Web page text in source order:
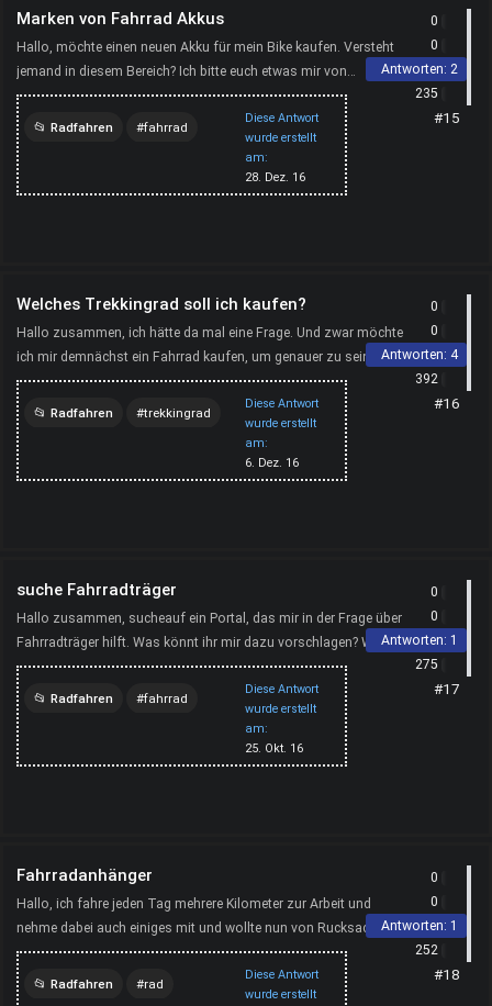
Marken von Fahrrad Akkus
Hallo, möchte einen neuen Akku für mein Bike kaufen. Versteht
jemand in diesem Bereich? Ich bitte euch etwas mir von
http://www.fahrradakkus.net/ empfehlen.
Diese Antwort
wurde erstellt
am:
28. Dez. 16
Radfahren fahrrad
0
0
Antworten: 2
235
#15
Welches Trekkingrad soll ich kaufen?
Hallo zusammen, ich hätte da mal eine Frage. Und zwar möchte
ich mir demnächst ein Fahrrad kaufen, um genauer zu sein ein
Trekkingrad. Ich will damit hauptsächlich kleine...
Diese Antwort
wurde erstellt
am:
6. Dez. 16
Radfahren trekkingrad
trekkingrad-test
0
0
Antworten: 4
392
#16
suche Fahrradträger
Hallo zusammen, sucheauf ein Portal, das mir in der Frage über
Fahrradträger hilft. Was könnt ihr mir dazu vorschlagen? Wie ist
eure Meinung über http://www.xn fahrradtrg...
Diese Antwort
wurde erstellt
am:
25. Okt. 16
Radfahren fahrrad
0
0
Antworten: 1
275
#17
Fahrradanhänger
Hallo, ich fahre jeden Tag mehrere Kilometer zur Arbeit und
nehme dabei auch einiges mit und wollte nun von Rucksack auf
Anhänger umstellen, aber habe noch nie einen benu...
Diese Antwort
wurde erstellt
Radfahren rad
0
0
Antworten: 1
252
#18